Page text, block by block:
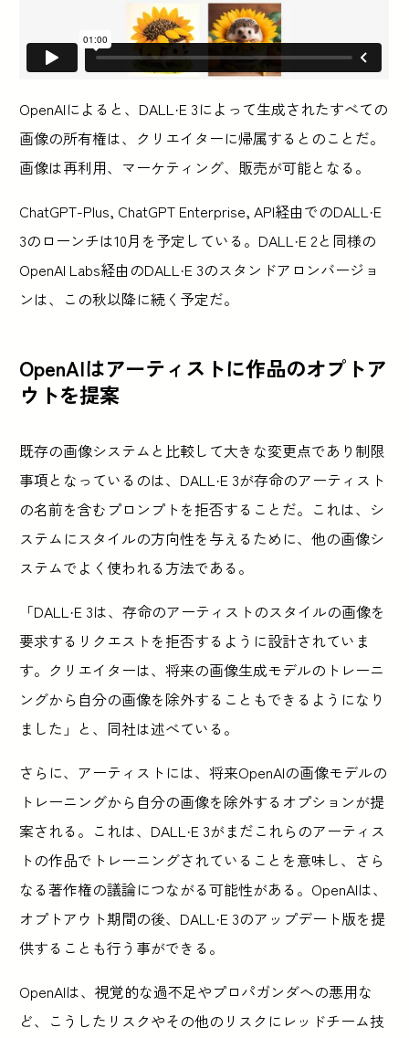
OpenAIによると、DALL·E 3によって生成されたすべての
画像の所有権は、クリエイターに帰属するとのことだ。
画像は再利用、マーケティング、販売が可能となる。
ChatGPT-Plus, ChatGPT Enterprise, API経由でのDALL·E
3のローンチは10月を予定している。DALL·E 2と同様の
OpenAI Labs経由のDALL·E 3のスタンドアロンバージョ
ンは、この秋以降に続く予定だ。
OpenAIはアーティストに作品のオプトア
ウトを提案
既存の画像システムと比較して大きな変更点であり制限
事項となっているのは、DALL·E 3が存命のアーティスト
の名前を含むプロンプトを拒否することだ。これは、シ
ステムにスタイルの方向性を与えるために、他の画像シ
ステムでよく使われる方法である。
「DALL·E 3は、存命のアーティストのスタイルの画像を
要求するリクエストを拒否するように設計されていま
す。クリエイターは、将来の画像生成モデルのトレーニ
ングから自分の画像を除外することもできるようになり
ました」と、同社は述べている。
さらに、アーティストには、将来OpenAIの画像モデルの
トレーニングから自分の画像を除外するオプションが提
案される。これは、DALL·E 3がまだこれらのアーティス
トの作品でトレーニングされていることを意味し、さら
なる著作権の議論につながる可能性がある。OpenAIは、
オプトアウト期間の後、DALL·E 3のアップデート版を提
供することも行う事ができる。
OpenAIは、視覚的な過不足やプロパガンダへの悪用な
ど、こうしたリスクやその他のリスクにレッドチーム技